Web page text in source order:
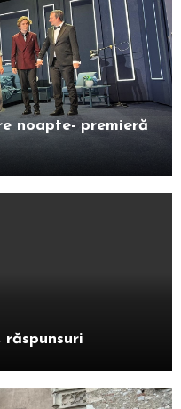
noapte- premieră